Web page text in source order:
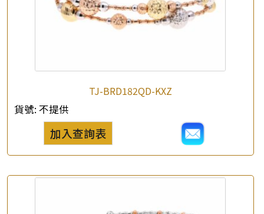
公司名稱
*聯絡電話
查詢以下產品
TJ-BRD182QD-KXZ
貨號: 不提供
加入查詢表